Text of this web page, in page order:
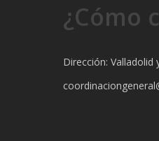
¿Cómo
Dirección: Valladolid